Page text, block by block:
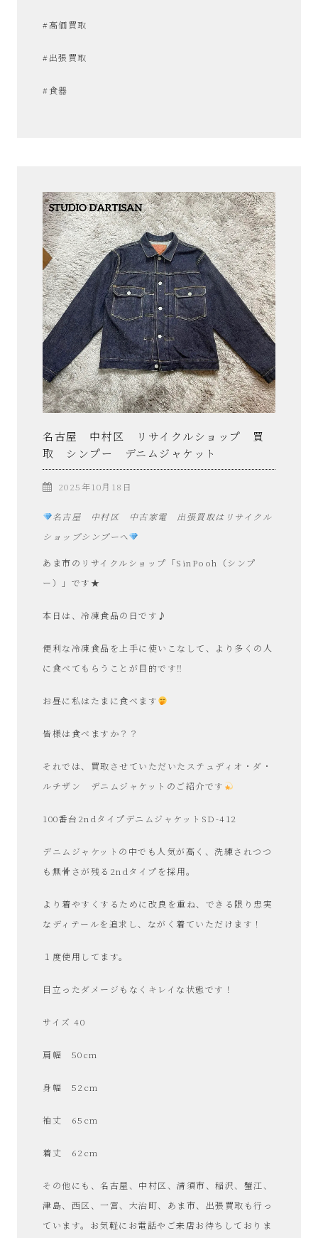
#高価買取
#出張買取
#食器
名古屋 中村区 リサイクルショップ 買
取 シンプー デニムジャケット
2025年10月18日
名古屋 中村区 中古家電 出張買取はリサイクル
ショップシンプーへ
あま市のリサイクルショップ「SinPooh（シンプ
ー）」です★
本日は、冷凍食品の日です♪
便利な冷凍食品を上手に使いこなして、より多くの人
に食べてもらうことが目的です‼︎
お昼に私はたまに食べます
皆様は食べますか？？
それでは、買取させていただいたステュディオ・ダ・
ルチザン デニムジャケットのご紹介です
100番台2ndタイプデニムジャケットSD-412
デニムジャケットの中でも人気が高く、洗練されつつ
も無骨さが残る2ndタイプを採用。
より着やすくするために改良を重ね、できる限り忠実
なディテールを追求し、ながく着ていただけます！
１度使用してます。
目立ったダメージもなくキレイな状態です！
サイズ 40
肩幅 50cm
身幅 52cm
袖丈 65cm
着丈 62cm
その他にも、名古屋、中村区、清須市、稲沢、蟹江、
津島、西区、一宮、大治町、あま市、出張買取も行っ
ています。お気軽にお電話やご来店お待ちしておりま